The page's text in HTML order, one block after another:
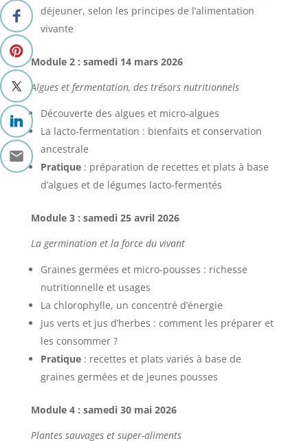
déjeuner, selon les principes de l’alimentation
vivante
Module 2 : samedi 14 mars 2026
Algues et fermentation, des trésors nutritionnels
Découverte des algues et micro-algues
La lacto-fermentation : bienfaits et conservation
ancestrale
Pratique: préparation de recettes et plats à base
d’algues et de légumes lacto-fermentés
Module 3 : samedi 25 avril 2026
La germination et la force du vivant
Graines germées et micro-pousses : richesse
nutritionnelle et usages
La chlorophylle, un concentré d’énergie
Jus verts et jus d’herbes : comment les préparer et
les consommer ?
Pratique: recettes et plats variés à base de
graines germées et de jeunes pousses
Module 4 : samedi 30 mai 2026
Plantes sauvages et super-aliments